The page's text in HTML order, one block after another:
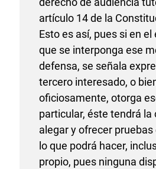
artículo 14 de la
Esto es así, pues si en el
que se interponga ese
defensa, se señala
tercero interesado, o
oficiosamente, otorga
particular, éste tendrá la
alegar y ofrecer pruebas
lo que podrá hacer,
propio, pues ninguna